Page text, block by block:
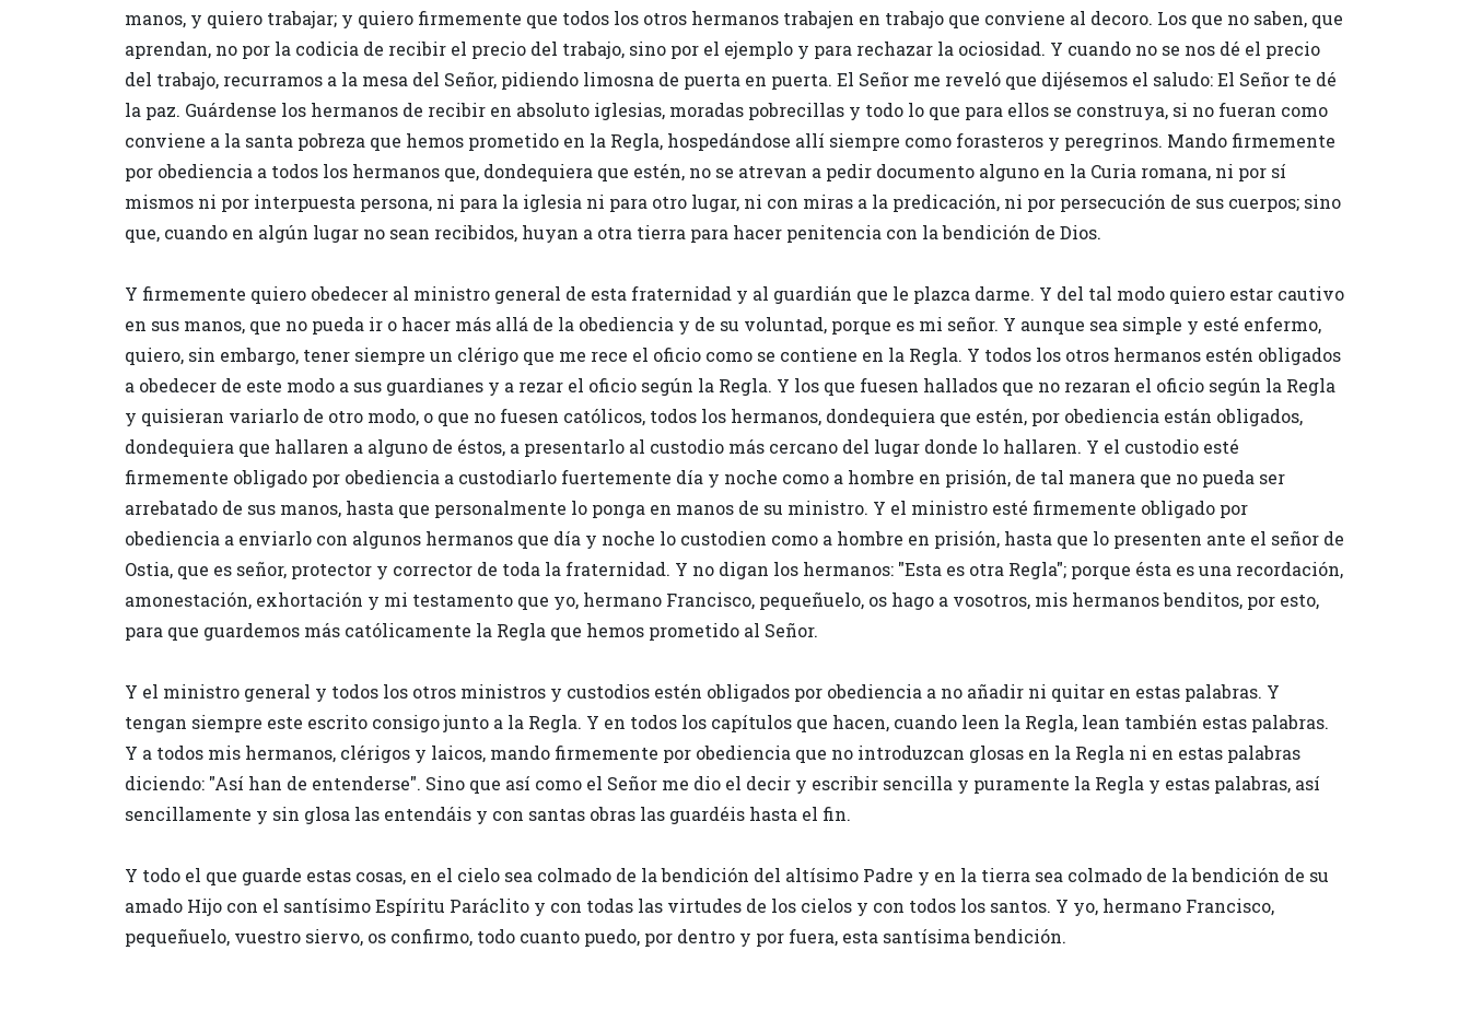
manos, y quiero trabajar; y quiero firmemente que todos los otros hermanos trabajen en trabajo que conviene al decoro. Los que no saben, que
aprendan, no por la codicia de recibir el precio del trabajo, sino por el ejemplo y para rechazar la ociosidad. Y cuando no se nos dé el precio
del trabajo, recurramos a la mesa del Señor, pidiendo limosna de puerta en puerta. El Señor me reveló que dijésemos el saludo: El Señor te dé
la paz. Guárdense los hermanos de recibir en absoluto iglesias, moradas pobrecillas y todo lo que para ellos se construya, si no fueran como
conviene a la santa pobreza que hemos prometido en la Regla, hospedándose allí siempre como forasteros y peregrinos. Mando firmemente
por obediencia a todos los hermanos que, dondequiera que estén, no se atrevan a pedir documento alguno en la Curia romana, ni por sí
mismos ni por interpuesta persona, ni para la iglesia ni para otro lugar, ni con miras a la predicación, ni por persecución de sus cuerpos; sino
que, cuando en algún lugar no sean recibidos, huyan a otra tierra para hacer penitencia con la bendición de Dios.
Y firmemente quiero obedecer al ministro general de esta fraternidad y al guardián que le plazca darme. Y del tal modo quiero estar cautivo
en sus manos, que no pueda ir o hacer más allá de la obediencia y de su voluntad, porque es mi señor. Y aunque sea simple y esté enfermo,
quiero, sin embargo, tener siempre un clérigo que me rece el oficio como se contiene en la Regla. Y todos los otros hermanos estén obligados
a obedecer de este modo a sus guardianes y a rezar el oficio según la Regla. Y los que fuesen hallados que no rezaran el oficio según la Regla
y quisieran variarlo de otro modo, o que no fuesen católicos, todos los hermanos, dondequiera que estén, por obediencia están obligados,
dondequiera que hallaren a alguno de éstos, a presentarlo al custodio más cercano del lugar donde lo hallaren. Y el custodio esté
firmemente obligado por obediencia a custodiarlo fuertemente día y noche como a hombre en prisión, de tal manera que no pueda ser
arrebatado de sus manos, hasta que personalmente lo ponga en manos de su ministro. Y el ministro esté firmemente obligado por
obediencia a enviarlo con algunos hermanos que día y noche lo custodien como a hombre en prisión, hasta que lo presenten ante el señor de
Ostia, que es señor, protector y corrector de toda la fraternidad. Y no digan los hermanos: "Esta es otra Regla"; porque ésta es una recordación,
amonestación, exhortación y mi testamento que yo, hermano Francisco, pequeñuelo, os hago a vosotros, mis hermanos benditos, por esto,
para que guardemos más católicamente la Regla que hemos prometido al Señor.
Y el ministro general y todos los otros ministros y custodios estén obligados por obediencia a no añadir ni quitar en estas palabras. Y
tengan siempre este escrito consigo junto a la Regla. Y en todos los capítulos que hacen, cuando leen la Regla, lean también estas palabras.
Y a todos mis hermanos, clérigos y laicos, mando firmemente por obediencia que no introduzcan glosas en la Regla ni en estas palabras
diciendo: "Así han de entenderse". Sino que así como el Señor me dio el decir y escribir sencilla y puramente la Regla y estas palabras, así
sencillamente y sin glosa las entendáis y con santas obras las guardéis hasta el fin.
Y todo el que guarde estas cosas, en el cielo sea colmado de la bendición del altísimo Padre y en la tierra sea colmado de la bendición de su
amado Hijo con el santísimo Espíritu Paráclito y con todas las virtudes de los cielos y con todos los santos. Y yo, hermano Francisco,
pequeñuelo, vuestro siervo, os confirmo, todo cuanto puedo, por dentro y por fuera, esta santísima bendición.